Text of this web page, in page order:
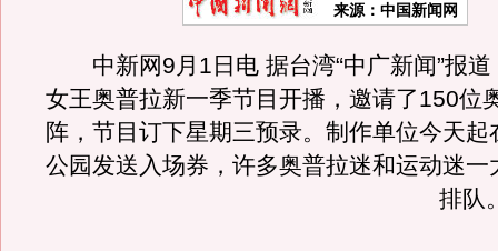
来源：中国新闻网
中新网9月1日电 据台湾“中广新闻”报道
女王奥普拉新一季节目开播，邀请了150位
阵，节目订下星期三预录。制作单位今天起
公园发送入场券，许多奥普拉迷和运动迷一
排队